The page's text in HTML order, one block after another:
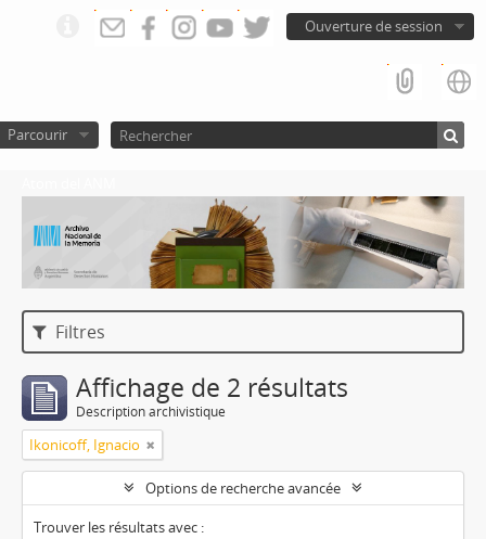
Ouverture de session
Parcourir
Filtres
Affichage de 2 résultats
Description archivistique
Ikonicoff, Ignacio
Options de recherche avancée
Trouver les résultats avec :